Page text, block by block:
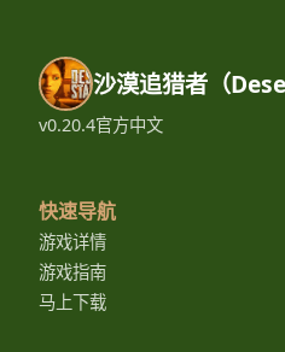
沙漠追猎者（
v0.20.4官方中文
快速导航
游戏详情
游戏指南
马上下载